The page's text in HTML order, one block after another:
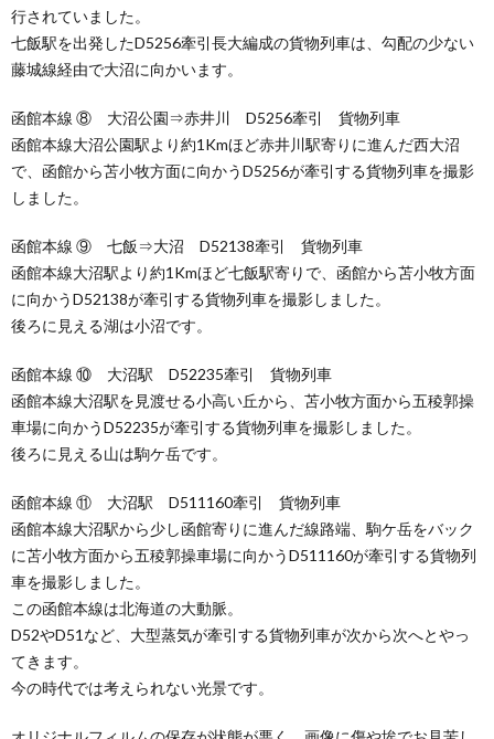
行されていました。
七飯駅を出発したD5256牽引長大編成の貨物列車は、勾配の少ない
藤城線経由で大沼に向かいます。
函館本線 ⑧ 大沼公園⇒赤井川 D5256牽引 貨物列車
函館本線大沼公園駅より約1Kmほど赤井川駅寄りに進んだ西大沼
で、函館から苫小牧方面に向かうD5256が牽引する貨物列車を撮影
しました。
函館本線 ⑨ 七飯⇒大沼 D52138牽引 貨物列車
函館本線大沼駅より約1Kmほど七飯駅寄りで、函館から苫小牧方面
に向かうD52138が牽引する貨物列車を撮影しました。
後ろに見える湖は小沼です。
函館本線 ⑩ 大沼駅 D52235牽引 貨物列車
函館本線大沼駅を見渡せる小高い丘から、苫小牧方面から五稜郭操
車場に向かうD52235が牽引する貨物列車を撮影しました。
後ろに見える山は駒ケ岳です。
函館本線 ⑪ 大沼駅 D511160牽引 貨物列車
函館本線大沼駅から少し函館寄りに進んだ線路端、駒ケ岳をバック
に苫小牧方面から五稜郭操車場に向かうD511160が牽引する貨物列
車を撮影しました。
この函館本線は北海道の大動脈。
D52やD51など、大型蒸気が牽引する貨物列車が次から次へとやっ
てきます。
今の時代では考えられない光景です。